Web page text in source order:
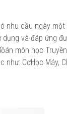
nhu cầu ngày
và đáp ứng
môn học
CơHọc Máy,